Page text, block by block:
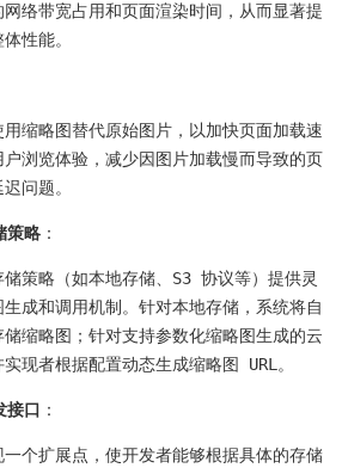
络带宽占用和页面渲染时间，从而显著提
性能。
缩略图替代原始图片，以加快页面加载速
户浏览体验，减少因图片加载慢而导致的页
问题。
策略 ：
储策略（如本地存储、S3 协议等）提供灵
成和调用机制。针对本地存储，系统将自
缩略图；针对支持参数化缩略图生成的云
现者根据配置动态生成缩略图 URL。
接口 ：
一个扩展点，使开发者能够根据具体的存储